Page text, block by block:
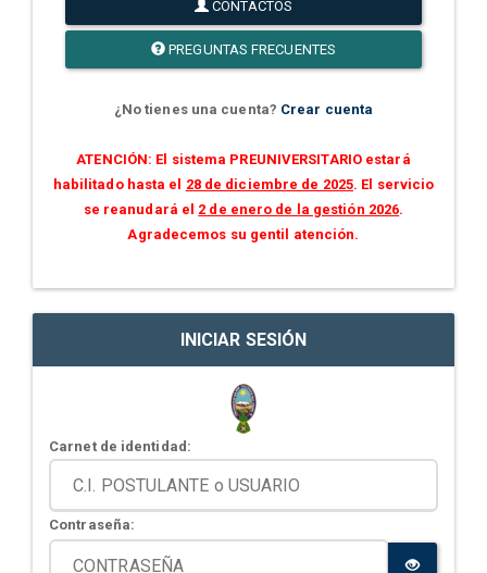
CONTACTOS
PREGUNTAS FRECUENTES
¿No tienes una cuenta? Crear cuenta
ATENCIÓN: El sistema PREUNIVERSITARIO estará
habilitado hasta el 28 de diciembre de 2025. El servicio
se reanudará el 2 de enero de la gestión 2026.
Agradecemos su gentil atención.
INICIAR SESIÓN
Carnet de identidad:
Contraseña: